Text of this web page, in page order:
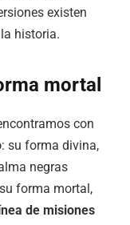
existen
historia.
mortal
con
: su forma divina,
negras
forma mortal,
de misiones